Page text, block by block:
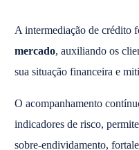
A intermediação de crédito
mercado, auxiliando os
sua situação financeira e
O acompanhamento
indicadores de risco,
sobre-endividamento,